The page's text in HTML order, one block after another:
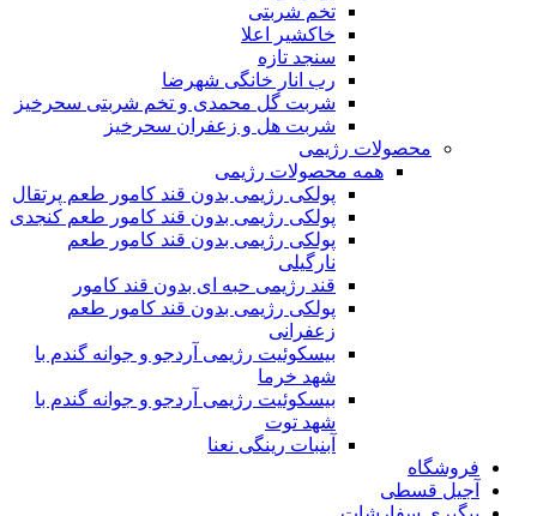
تخم شربتی
خاکشیر اعلا
سنجد تازه
رب انار خانگی شهرضا
شربت گل محمدی و تخم شربتی سحرخیز
شربت هل و زعفران سحرخیز
محصولات رژیمی
همه محصولات رژیمی
پولکی رژیمی بدون قند کامور طعم پرتقال
پولکی رژیمی بدون قند کامور طعم کنجدی
پولکی رژیمی بدون قند کامور طعم
نارگیلی
قند رژیمی حبه ای بدون قند کامور
پولکی رژیمی بدون قند کامور طعم
زعفرانی
بيسکوئيت رژیمی آردجو و جوانه گندم با
شهد خرما
بيسکوئيت رژیمی آردجو و جوانه گندم با
شهد توت
آبنبات رینگی نعنا
فروشگاه
آجیل قسطی